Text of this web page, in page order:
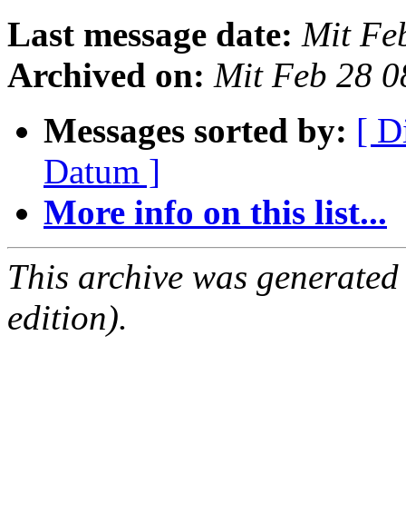
Last message date: Mit
Archived on: Mit Feb 28
Messages sorted by: [
Datum ]
More info on this list...
This archive was
edition).